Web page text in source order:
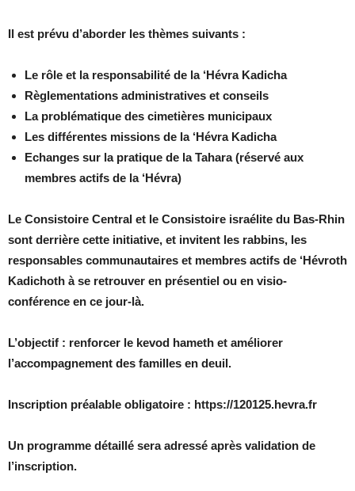
Il est prévu d’aborder les thèmes suivants :
Le rôle et la responsabilité de la ‘Hévra Kadicha
Règlementations administratives et conseils
La problématique des cimetières municipaux
Les différentes missions de la ‘Hévra Kadicha
Echanges sur la pratique de la Tahara (réservé aux
membres actifs de la ‘Hévra)
Le Consistoire Central et le Consistoire israélite du Bas-Rhin
sont derrière cette initiative, et invitent les rabbins, les
responsables communautaires et membres actifs de ‘Hévroth
Kadichoth à se retrouver en présentiel ou en visio-
conférence en ce jour-là.
L’objectif : renforcer le kevod hameth et améliorer
l’accompagnement des familles en deuil.
Inscription préalable obligatoire : https://120125.hevra.fr
Un programme détaillé sera adressé après validation de
l’inscription.